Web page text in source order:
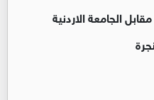
الجامعة الاردنية